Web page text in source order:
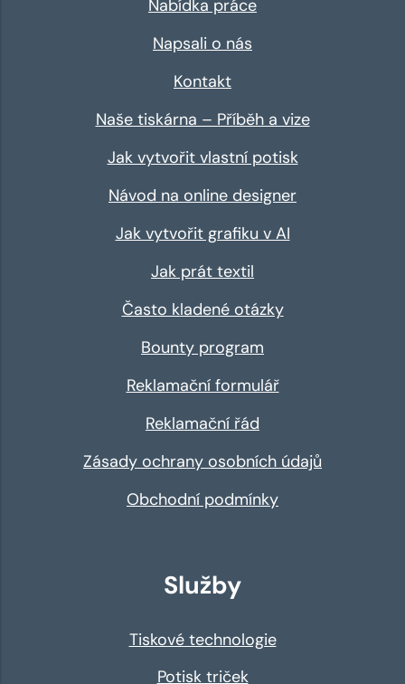
Nabídka práce
Napsali o nás
Kontakt
Naše tiskárna – Příběh a vize
Jak vytvořit vlastní potisk
Návod na online designer
Jak vytvořit grafiku v AI
Jak prát textil
Často kladené otázky
Bounty program
Reklamační formulář
Reklamační řád
Zásady ochrany osobních údajů
Obchodní podmínky
Služby
Tiskové technologie
Potisk triček